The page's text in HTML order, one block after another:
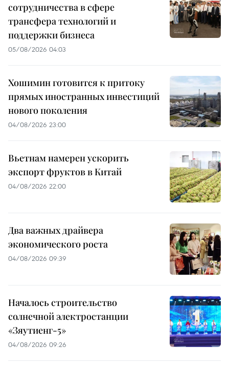
сотрудничества в сфере
трансфера технологий и
поддержки бизнеса
05/08/2026 04:03
Хошимин готовится к притоку
прямых иностранных инвестиций
нового поколения
04/08/2026 23:00
Вьетнам намерен ускорить
экспорт фруктов в Китай
04/08/2026 22:00
Два важных драйвера
экономического роста
04/08/2026 09:39
Началось строительство
солнечной электростанции
«Зяутиенг-5»
04/08/2026 09:26